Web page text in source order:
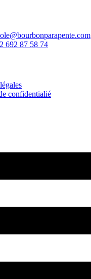
692 87 58 74
confidentialié